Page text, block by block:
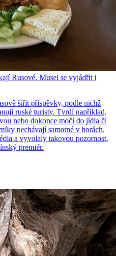
Rusové. Musel se vyjádřit i
šířit příspěvky, podle nichž
ruské turisty. Tvrdí například,
nebo dokonce močí do jídla či
nechávají samotné v horách.
a vyvolaly takovou pozornost,
premiér.